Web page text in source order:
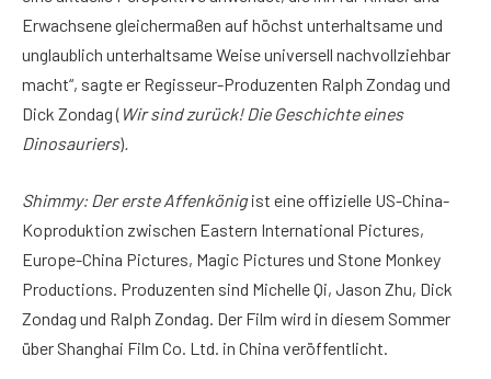
Erwachsene gleichermaßen auf höchst unterhaltsame und
unglaublich unterhaltsame Weise universell nachvollziehbar
macht“, sagte er Regisseur-Produzenten Ralph Zondag und
Dick Zondag ( Wir sind zurück! Die Geschichte eines
Dinosauriers).
Shimmy: Der erste Affenkönigist eine offizielle US-China-
Koproduktion zwischen Eastern International Pictures,
Europe-China Pictures, Magic Pictures und Stone Monkey
Productions. Produzenten sind Michelle Qi, Jason Zhu, Dick
Zondag und Ralph Zondag. Der Film wird in diesem Sommer
über Shanghai Film Co. Ltd. in China veröffentlicht.